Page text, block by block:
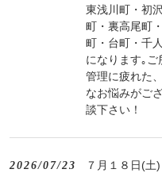
東浅川町・初
町・裏高尾町
町・台町・千
になります｡
管理に疲れた
なお悩みがご
談下さい！
2026/07/23 ７月１８日(土